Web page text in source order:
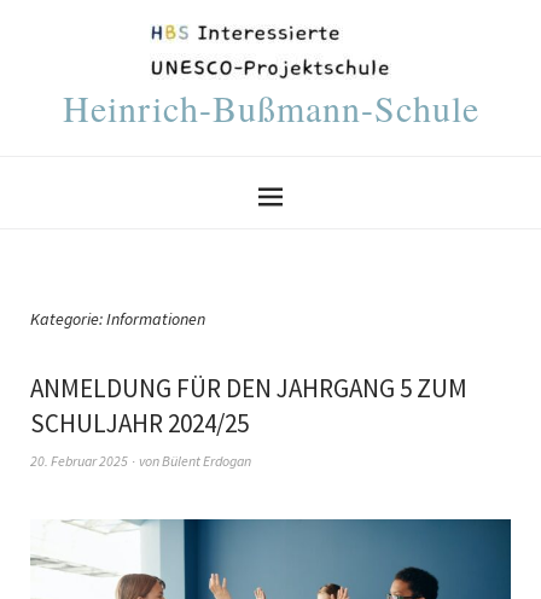
Heinrich-Bußmann-Schule
Kategorie:Informationen
ANMELDUNG FÜR DEN JAHRGANG 5 ZUM
SCHULJAHR 2024/25
20. Februar 2025 vonBülent Erdogan